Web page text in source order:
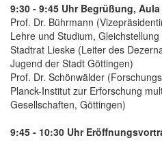
9:30 - 9:45 Uhr Begrüßung,
Prof. Dr. Bührmann
Lehre und Studium,
Stadtrat Lieske (Leiter des
Jugend der Stadt Göttingen)
Prof. Dr. Schönwälder
Planck-Institut zur Erforschung
Gesellschaften, Göttingen)
9:45 - 10:30 Uhr